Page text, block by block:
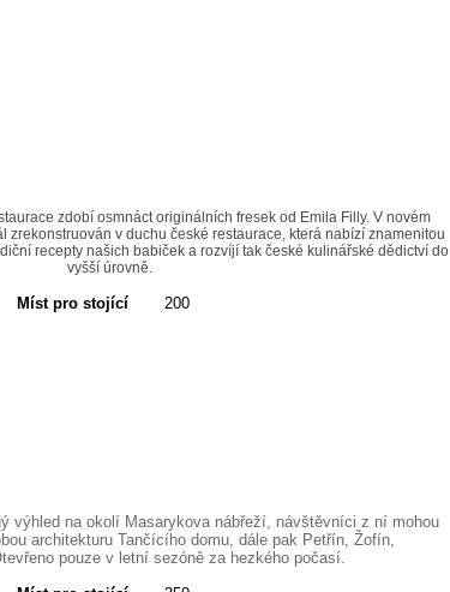
zdobí osmnáct originálních fresek od Emila Filly. V novém
zrekonstruován v duchu české restaurace, která nabízí znamenitou
recepty našich babiček a rozvíjí tak české kulinářské dědictví do
vyšší úrovně.
Míst pro stojící 200
výhled na okolí Masarykova nábřeží, návštěvníci z ní mohou
architekturu Tančícího domu, dále pak Petřín, Žofín,
pouze v letní sezóně za hezkého počasí.